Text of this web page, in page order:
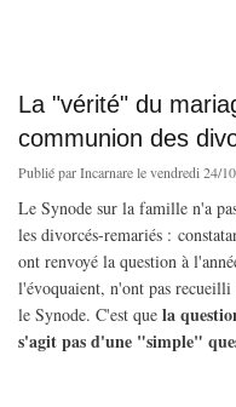
La "vérité" du
communion des
Publié parIncarnarele vendredi 24/
Le Synode sur la famille n'a
les divorcés-remariés :
ont renvoyé la question à
l'évoquaient, n'ont pas
le Synode. C'est que la
s'agit pas d'une "simple"
de La "vérité" du mariage (et l'accès